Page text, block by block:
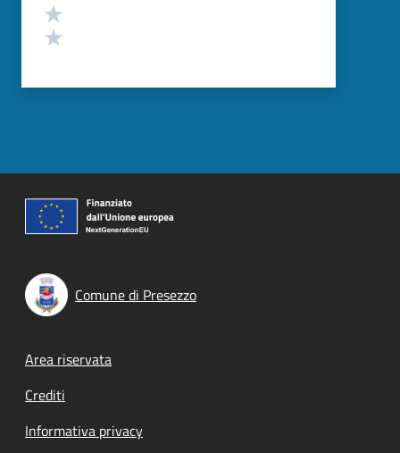
Comune di Presezzo
Footer menu
Area riservata
Crediti
Informativa privacy